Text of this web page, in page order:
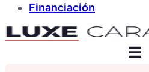
Financiación